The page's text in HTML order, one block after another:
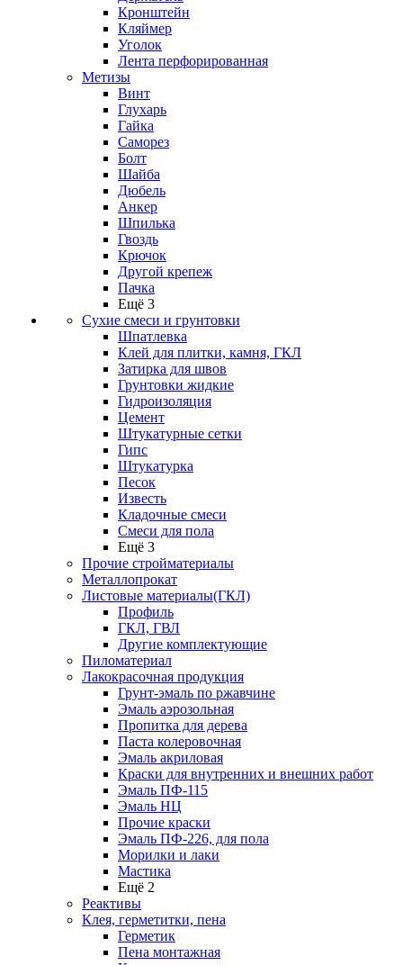
Кронштейн
Кляймер
Уголок
Лента перфорированная
Метизы
Винт
Глухарь
Гайка
Саморез
Болт
Шайба
Дюбель
Анкер
Шпилька
Гвоздь
Крючок
Другой крепеж
Пачка
Ещё 3
Сухие смеси и грунтовки
Шпатлевка
Клей для плитки, камня, ГКЛ
Затирка для швов
Грунтовки жидкие
Гидроизоляция
Цемент
Штукатурные сетки
Гипс
Штукатурка
Песок
Известь
Кладочные смеси
Смеси для пола
Ещё 3
Прочие стройматериалы
Металлопрокат
Листовые материалы(ГКЛ)
Профиль
ГКЛ, ГВЛ
Другие комплектующие
Пиломатериал
Лакокрасочная продукция
Грунт-эмаль по ржавчине
Эмаль аэрозольная
Пропитка для дерева
Паста колеровочная
Эмаль акриловая
Краски для внутренних и внешних работ
Эмаль ПФ-115
Эмаль НЦ
Прочие краски
Эмаль ПФ-226, для пола
Морилки и лаки
Мастика
Ещё 2
Реактивы
Клея, герметитки, пена
Герметик
Пена монтажная